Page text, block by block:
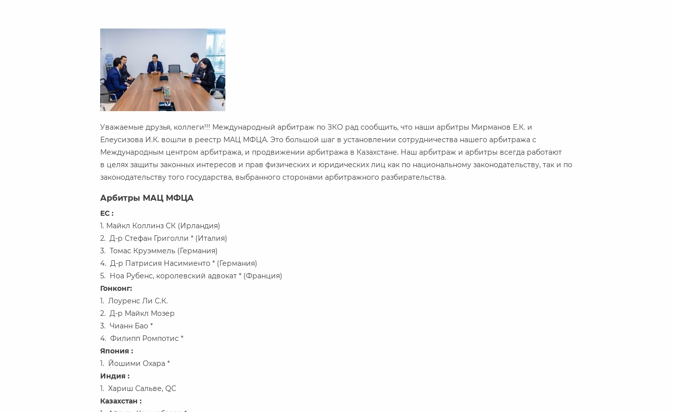
Уважаемые друзья, коллеги!!! Международный арбитраж по ЗКО рад сообщить, что наши арбитры Мирманов Е.К. и
Елеусизова И.К. вошли в реестр МАЦ МФЦА. Это большой шаг в установлении сотрудничества нашего арбитража с
Международным центром арбитража, и продвижении арбитража в Казахстане. Наш арбитраж и арбитры всегда работают
в целях защиты законных интересов и прав физических и юридических лиц как по национальному законодательству, так и по
законодательству того государства, выбранного сторонами арбитражного разбирательства.
Арбитры МАЦ МФЦА
ЕС :
1. Майкл Коллинз СК (Ирландия)
2. Д-р Стефан Григолли * (Италия)
3. Томас Круэммель (Германия)
4. Д-р Патрисия Насимиенто * (Германия)
5. Ноа Рубенс, королевский адвокат * (Франция)
Гонконг:
1. Лоуренс Ли С.К.
2. Д-р Майкл Мозер
3. Чианн Бао *
4. Филипп Ромпотис *
Япония :
1. Йошими Охара *
Индия :
1. Хариш Сальве, QC
Казахстан :